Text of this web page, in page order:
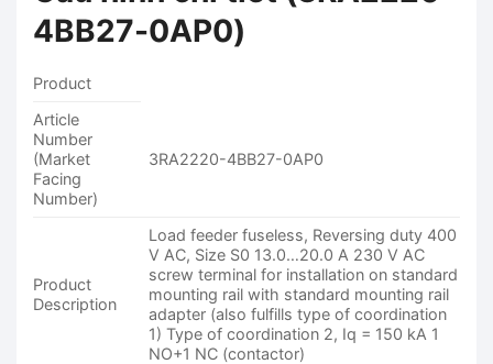
4BB27-0AP0)
Product
Article
Number
(Market
Facing
Number)
3RA2220-4BB27-0AP0
Product
Description
Load feeder fuseless, Reversing duty 400
V AC, Size S0 13.0…20.0 A 230 V AC
screw terminal for installation on standard
mounting rail with standard mounting rail
adapter (also fulfills type of coordination
1) Type of coordination 2, Iq = 150 kA 1
NO+1 NC (contactor)